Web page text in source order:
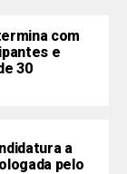
com
e
30
a
pelo